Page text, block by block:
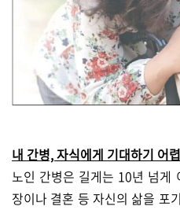
내 간병, 자식에게 기대하기 어
노인 간병은 길게는 10년 넘게
장이나 결혼 등 자신의 삶을 포